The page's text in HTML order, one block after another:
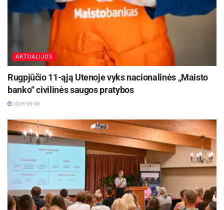
Ukmergės rajono savivaldybė
AKTUALIJOS
Rugpjūčio 11-ąją Utenoje vyks nacionalinės „Maisto
banko“ civilinės saugos pratybos
2026-08-06